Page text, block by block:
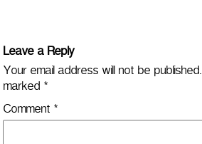
Leave a Reply
Your email address will not be published.
marked *
Comment *